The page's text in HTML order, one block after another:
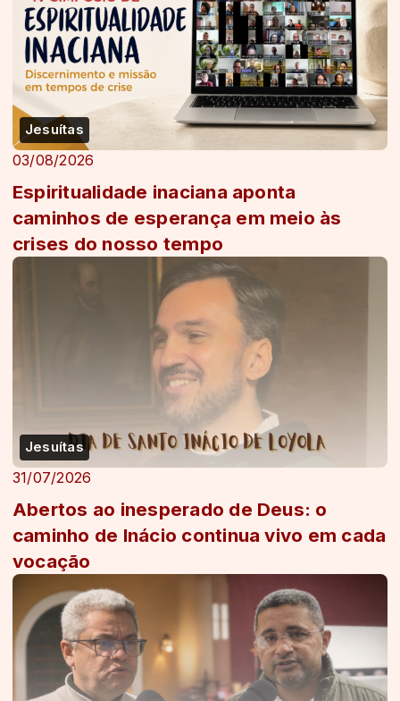
Jesuítas
03/08/2026
Espiritualidade inaciana aponta
caminhos de esperança em meio às
crises do nosso tempo
Jesuítas
31/07/2026
Abertos ao inesperado de Deus: o
caminho de Inácio continua vivo em cada
vocação